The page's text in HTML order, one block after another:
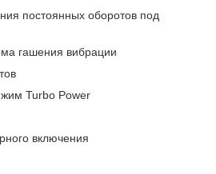
постоянных оборотов под
гашения вибрации
Turbo Power
включения